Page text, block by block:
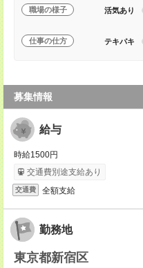
職場の様子 活気あり
仕事の仕方 テキパキ
募集情報
給与
時給1500円
交通費別途支給あり
交通費 全額支給
勤務地
東京都新宿区